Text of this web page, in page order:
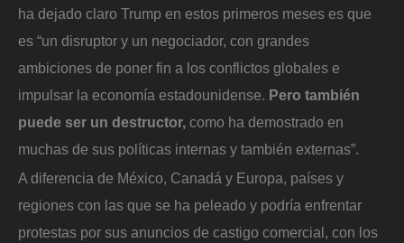
ha dejado claro Trump en estos primeros meses es que
es “un disruptor y un negociador, con grandes
ambiciones de poner fin a los conflictos globales e
impulsar la economía estadounidense. Pero también
puede ser un destructor, como ha demostrado en
muchas de sus políticas internas y también externas”.
A diferencia de México, Canadá y Europa, países y
regiones con las que se ha peleado y podría enfrentar
protestas por sus anuncios de castigo comercial, con los